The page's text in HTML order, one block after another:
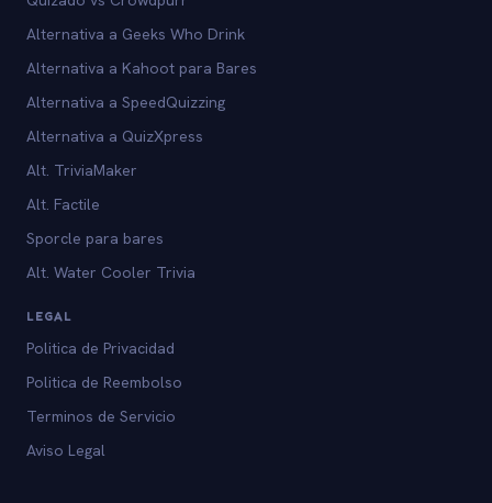
Alternativa a Geeks Who Drink
Alternativa a Kahoot para Bares
Alternativa a SpeedQuizzing
Alternativa a QuizXpress
Alt. TriviaMaker
Alt. Factile
Sporcle para bares
Alt. Water Cooler Trivia
LEGAL
Politica de Privacidad
Politica de Reembolso
Terminos de Servicio
Aviso Legal